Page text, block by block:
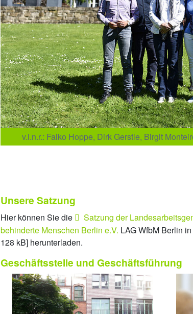
v.l.n.r.: Falko Hoppe, Dirk Gerstle, Birgit
Unsere Satzung
Hier können Sie die
Satzung der
behinderte Menschen Berlin e.V. LAG WfbM Berlin
128 kB] herunterladen.
Geschäftsstelle und Geschäftsführung